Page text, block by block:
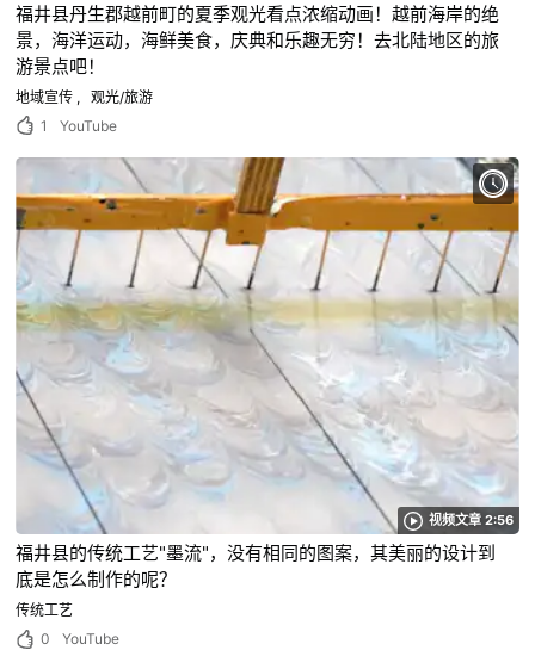
福井县丹生郡越前町的夏季观光看点浓缩动画！越前海岸的绝
景，海洋运动，海鲜美食，庆典和乐趣无穷！去北陆地区的旅
游景点吧！
地域宣传
观光/旅游
1
YouTube
视频文章 2:56
福井县的传统工艺"墨流"，没有相同的图案，其美丽的设计到
底是怎么制作的呢？
传统工艺
0
YouTube